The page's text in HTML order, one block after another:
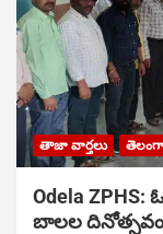
తాజా వార్తలు
Odela
బాలల దినోత్సవం